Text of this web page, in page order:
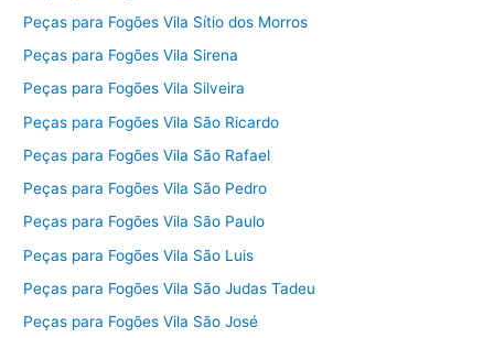
Peças para Fogões Vila Sítio dos Morros
Peças para Fogões Vila Sirena
Peças para Fogões Vila Silveira
Peças para Fogões Vila São Ricardo
Peças para Fogões Vila São Rafael
Peças para Fogões Vila São Pedro
Peças para Fogões Vila São Paulo
Peças para Fogões Vila São Luis
Peças para Fogões Vila São Judas Tadeu
Peças para Fogões Vila São José